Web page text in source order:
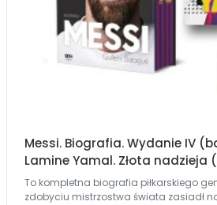
Messi. Biografia. Wydanie IV
Lamine Yamal. Złota nadzieja
To kompletna biografia piłkarskiego
zdobyciu mistrzostwa świata zasiadł